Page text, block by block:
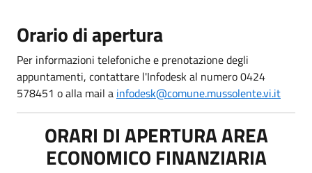
Orario di apertura
Per informazioni telefoniche e prenotazione degli
appuntamenti, contattare l'Infodesk al numero 0424
578451 o alla mail a infodesk@comune.mussolente.vi.it
ORARI DI APERTURA AREA
ECONOMICO FINANZIARIA